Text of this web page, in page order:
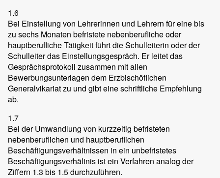
1.6
Bei Einstellung von Lehrerinnen und Lehrern für eine bis
zu sechs Monaten befristete nebenberufliche oder
hauptberufliche Tätigkeit führt die Schulleiterin oder der
Schulleiter das Einstellungsgespräch. Er leitet das
Gesprächsprotokoll zusammen mit allen
Bewerbungsunterlagen dem Erzbischöflichen
Generalvikariat zu und gibt eine schriftliche Empfehlung
ab.
1.7
Bei der Umwandlung von kurzzeitig befristeten
nebenberuflichen und hauptberuflichen
Beschäftigungsverhältnissen in ein unbefristetes
Beschäftigungsverhältnis ist ein Verfahren analog der
Ziffern 1.3 bis 1.5 durchzuführen.